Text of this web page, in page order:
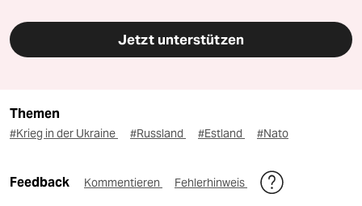
Jetzt unterstützen
Themen
#Krieg in der Ukraine #Russland #Estland #Nato
Feedback Kommentieren Fehlerhinweis